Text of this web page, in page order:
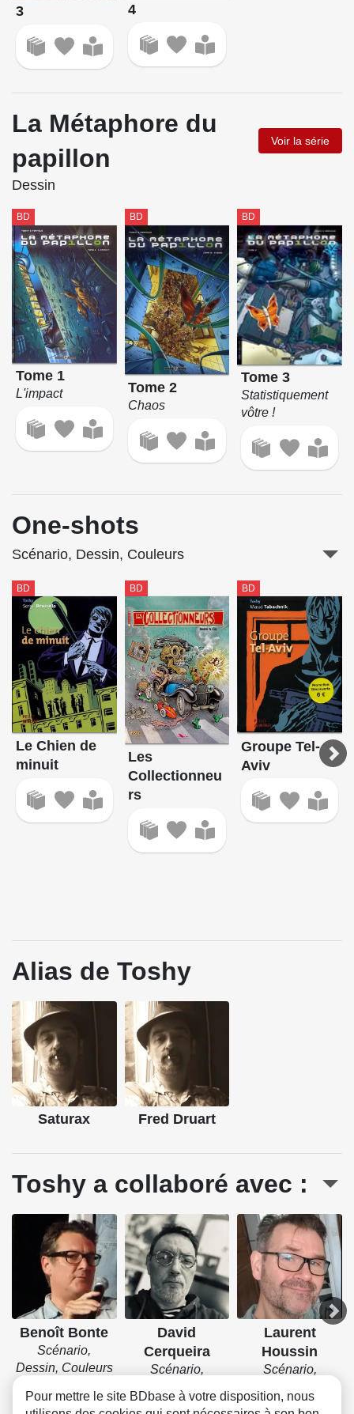
3 4
La Métaphore du
papillon
Voir la série
Dessin
BD
Tome 1
L'impact
BD
Tome 2
Chaos
BD
Tome 3
Statistiquement
vôtre !
One-shots
Scénario, Dessin, Couleurs
BD
Le Chien de
minuit
BD
Les
Collectionneu
rs
BD
Groupe Tel-
Aviv
Alias de Toshy
Saturax Fred Druart
Toshy a collaboré avec :
Benoît Bonte
Scénario,
Dessin, Couleurs
David
Cerqueira
Scénario,
Laurent
Houssin
Scénario,
Pour mettre le site BDbase à votre disposition, nous